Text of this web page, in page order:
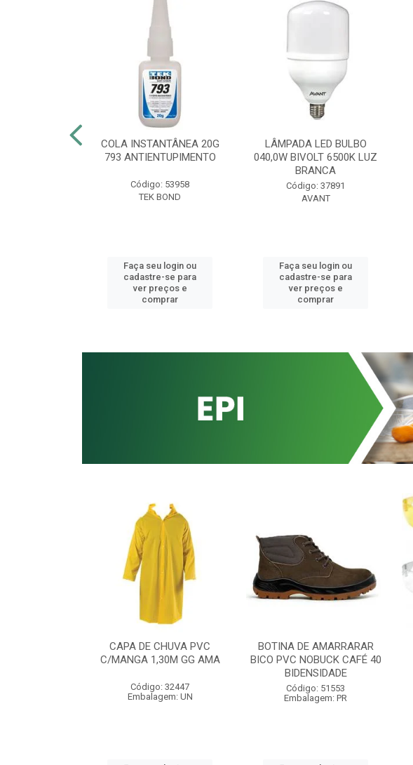
COLA INSTANTÂNEA 20G
793 ANTIENTUPIMENTO
Código: 53958
TEK BOND
Faça seu login ou
cadastre-se para
ver preços e
comprar
LÂMPADA LED BULBO
040,0W BIVOLT 6500K LUZ
BRANCA
Código: 37891
AVANT
Faça seu login ou
cadastre-se para
ver preços e
comprar
CAPA DE CHUVA PVC
C/MANGA 1,30M GG AMA
Código: 32447
Embalagem: UN
BOTINA DE AMARRARAR
BICO PVC NOBUCK CAFÉ 40
BIDENSIDADE
Código: 51553
Embalagem: PR